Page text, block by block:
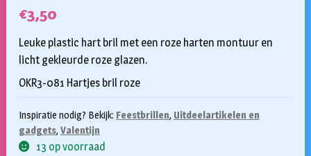
€3,50
Leuke plastic hart bril met een roze harten montuur en
licht gekleurde roze glazen.
OKR3-081 Hartjes bril roze
Inspiratie nodig? Bekijk: Feestbrillen, Uitdeelartikelen en
gadgets, Valentijn
13 op voorraad